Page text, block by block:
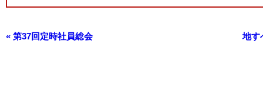
« 第37回定時社員総会 地